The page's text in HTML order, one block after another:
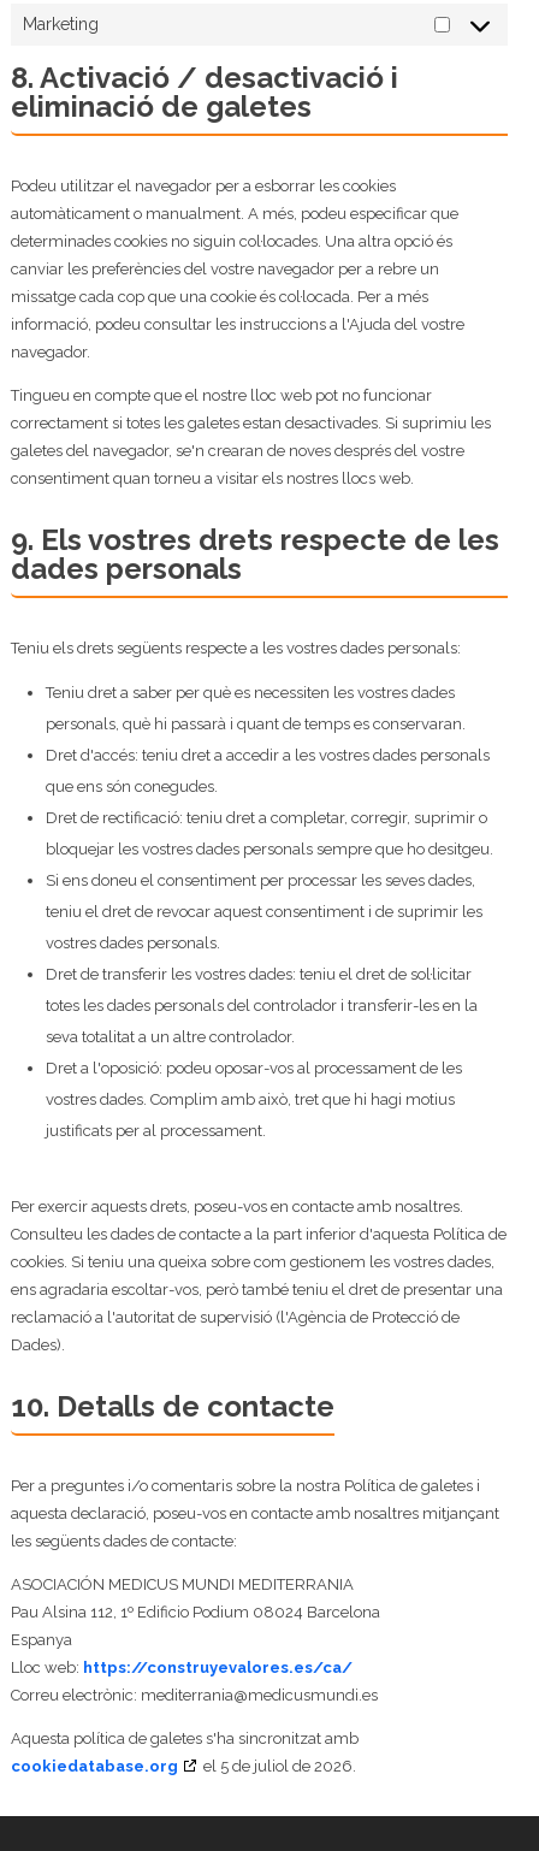
Marketing
Marketing
8. Activació / desactivació i
eliminació de galetes
Podeu utilitzar el navegador per a esborrar les cookies
automàticament o manualment. A més, podeu especificar que
determinades cookies no siguin col·locades. Una altra opció és
canviar les preferències del vostre navegador per a rebre un
missatge cada cop que una cookie és col·locada. Per a més
informació, podeu consultar les instruccions a l'Ajuda del vostre
navegador.
Tingueu en compte que el nostre lloc web pot no funcionar
correctament si totes les galetes estan desactivades. Si suprimiu les
galetes del navegador, se'n crearan de noves després del vostre
consentiment quan torneu a visitar els nostres llocs web.
9. Els vostres drets respecte de les
dades personals
Teniu els drets següents respecte a les vostres dades personals:
Teniu dret a saber per què es necessiten les vostres dades
personals, què hi passarà i quant de temps es conservaran.
Dret d'accés: teniu dret a accedir a les vostres dades personals
que ens són conegudes.
Dret de rectificació: teniu dret a completar, corregir, suprimir o
bloquejar les vostres dades personals sempre que ho desitgeu.
Si ens doneu el consentiment per processar les seves dades,
teniu el dret de revocar aquest consentiment i de suprimir les
vostres dades personals.
Dret de transferir les vostres dades: teniu el dret de sol·licitar
totes les dades personals del controlador i transferir-les en la
seva totalitat a un altre controlador.
Dret a l'oposició: podeu oposar-vos al processament de les
vostres dades. Complim amb això, tret que hi hagi motius
justificats per al processament.
Per exercir aquests drets, poseu-vos en contacte amb nosaltres.
Consulteu les dades de contacte a la part inferior d'aquesta Política de
cookies. Si teniu una queixa sobre com gestionem les vostres dades,
ens agradaria escoltar-vos, però també teniu el dret de presentar una
reclamació a l'autoritat de supervisió (l'Agència de Protecció de
Dades).
10. Detalls de contacte
Per a preguntes i/o comentaris sobre la nostra Política de galetes i
aquesta declaració, poseu-vos en contacte amb nosaltres mitjançant
les següents dades de contacte:
ASOCIACIÓN MEDICUS MUNDI MEDITERRANIA
Pau Alsina 112, 1º Edificio Podium 08024 Barcelona
Espanya
Lloc web: https://construyevalores.es/ca/
Correu electrònic: mediterrania@medicusmundi.es
Aquesta política de galetes s'ha sincronitzat amb
cookiedatabase.org
el 5 de juliol de 2026.